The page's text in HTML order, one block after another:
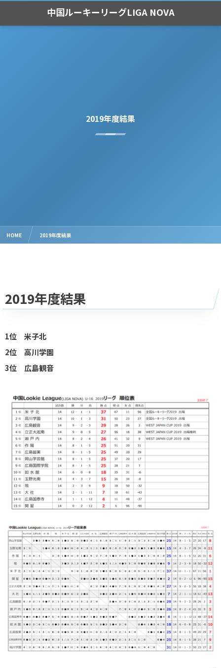
中国ルーキーリーグLIGA NOVA
2019年度結果
HOME 2019年度結果
2019年度結果
1位 米子北
2位 高川学園
3位 広島観音